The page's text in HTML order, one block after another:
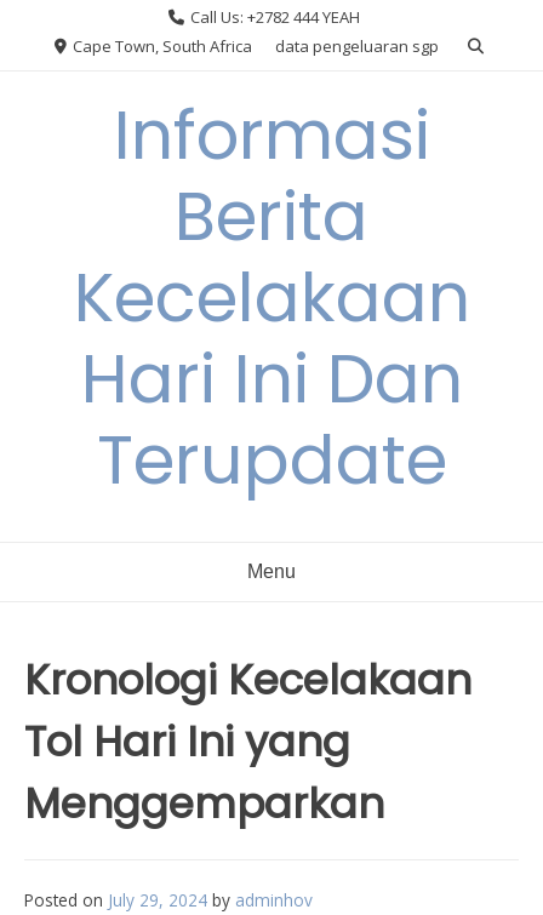
Call Us: +2782 444 YEAH
Cape Town, South Africa
data pengeluaran sgp
Informasi
Berita
Kecelakaan
Hari Ini Dan
Terupdate
Menu
Kronologi Kecelakaan
Tol Hari Ini yang
Menggemparkan
Posted on July 29, 2024 by adminhov